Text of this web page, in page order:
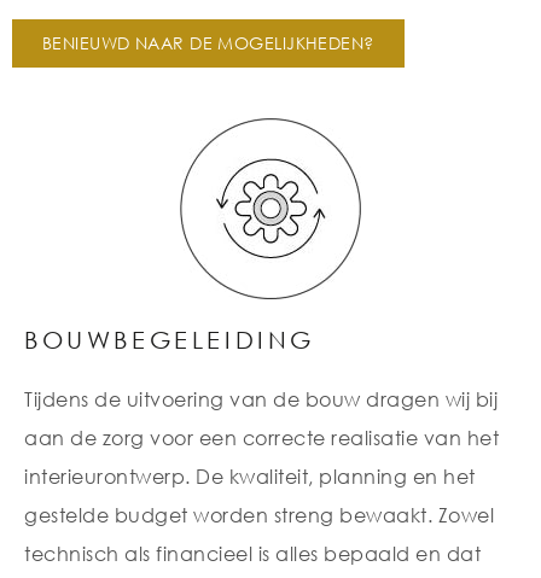
BENIEUWD NAAR DE MOGELIJKHEDEN?
BOUWBEGELEIDING
Tijdens de uitvoering van de bouw dragen wij bij
aan de zorg voor een correcte realisatie van het
interieurontwerp. De kwaliteit, planning en het
gestelde budget worden streng bewaakt. Zowel
technisch als financieel is alles bepaald en dat